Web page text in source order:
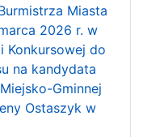
Miasta
2026 r. w
Konkursowej do
na kandydata
Gminnej
Ostaszyk w